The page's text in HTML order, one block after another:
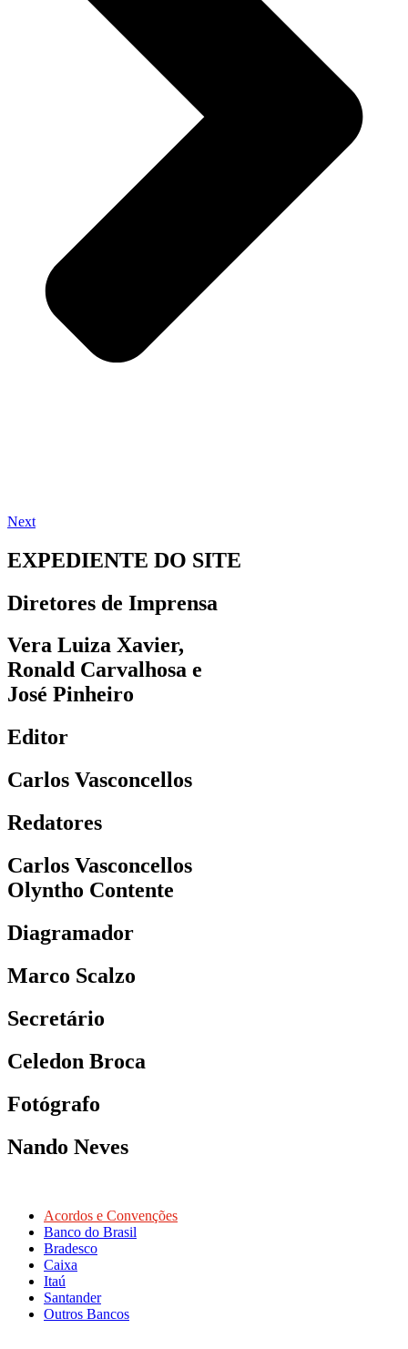
Next
EXPEDIENTE DO SITE
Diretores de Imprensa
Vera Luiza Xavier,
Ronald Carvalhosa e
José Pinheiro
Editor
Carlos Vasconcellos
Redatores
Carlos Vasconcellos
Olyntho Contente
Diagramador
Marco Scalzo
Secretário
Celedon Broca
Fotógrafo
Nando Neves
Acordos e Convenções
Banco do Brasil
Bradesco
Caixa
Itaú
Santander
Outros Bancos